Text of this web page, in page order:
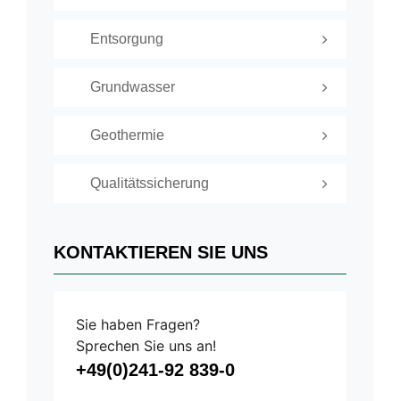
Entsorgung
Grundwasser
Geothermie
Qualitätssicherung
KONTAKTIEREN SIE UNS
Sie haben Fragen?
Sprechen Sie uns an!
+49(0)241-92 839-0